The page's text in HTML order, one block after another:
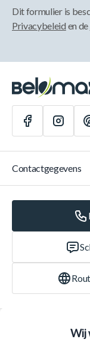
Wij
Dit formulier is
Privacybeleid en de
Contactgegevens